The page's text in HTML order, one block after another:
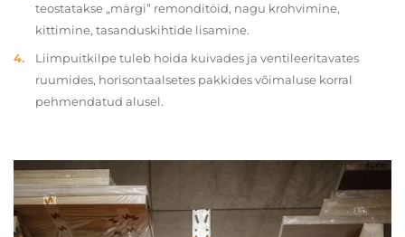
teostatakse „märgi” remonditöid, nagu krohvimine,
kittimine, tasanduskihtide lisamine.
Liimpuitkilpe tuleb hoida kuivades ja ventileeritavates
ruumides, horisontaalsetes pakkides võimaluse korral
pehmendatud alusel.